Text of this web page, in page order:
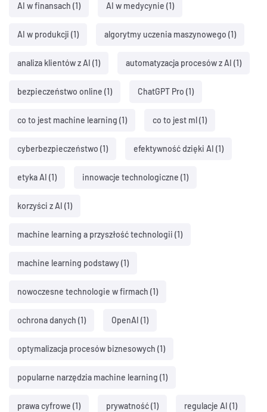
AI w finansach (1) AI w medycynie (1)
AI w produkcji (1) algorytmy uczenia maszynowego (1)
analiza klientów z AI (1) automatyzacja procesów z AI (1)
bezpieczeństwo online (1) ChatGPT Pro (1)
co to jest machine learning (1) co to jest ml(1)
cyberbezpieczeństwo (1) efektywność dzięki AI (1)
etyka AI (1) innowacje technologiczne (1)
korzyści z AI (1)
machine learning a przyszłość technologii (1)
machine learning podstawy(1)
nowoczesne technologie w firmach (1)
ochrona danych (1) OpenAI (1)
optymalizacja procesów biznesowych (1)
popularne narzędzia machine learning (1)
prawa cyfrowe (1) prywatność(1) regulacje AI (1)